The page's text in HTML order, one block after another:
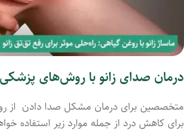
درمان‌ صدای زانو با روش‌های
متخصصین برای درمان مشکل صدا داد‌ن از
برای کاهش درد از جمله موارد زیر استفاده